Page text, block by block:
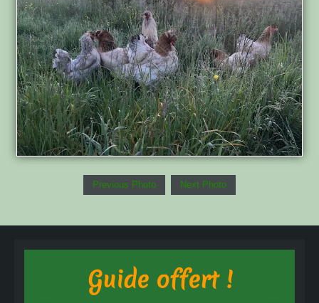
Previous Photo Next Photo
Guide offert !